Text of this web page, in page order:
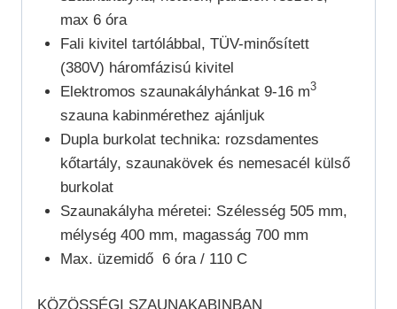
max 6 óra
Fali kivitel tartólábbal, TÜV-minősített
(380V) háromfázisú kivitel
Elektromos szaunakályhánkat 9-16 m3
szauna kabinmérethez ajánljuk
Dupla burkolat technika: rozsdamentes
kőtartály, szaunakövek és nemesacél külső
burkolat
Szaunakályha méretei: Szélesség 505 mm,
mélység 400 mm, magasság 700 mm
Max. üzemidő 6 óra / 110 C
KÖZÖSSÉGI SZAUNAKABINBAN